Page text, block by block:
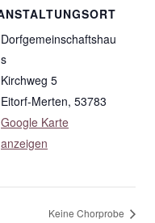
Dorfgemeinschaftshau
s
Kirchweg 5
Eitorf-Merten, 53783
Google Karte
anzeigen
Keine Chorprobe